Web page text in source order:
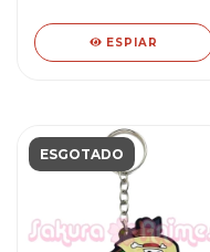
ESPIAR
ESGOTADO